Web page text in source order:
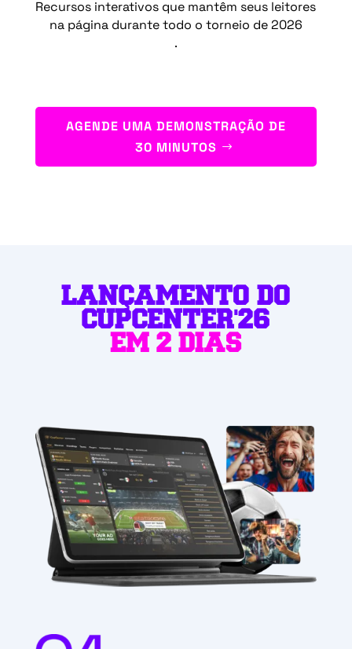
Recursos interativos que mantêm seus leitores
na página durante todo o torneio de 2026
.
AGENDE UMA DEMONSTRAÇÃO DE
30 MINUTOS
LANÇAMENTO DO
CUPCENTER'26
EM 2 DIAS